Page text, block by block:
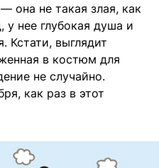
она не такая злая, как
у нее глубокая душа и
Кстати, выглядит
в костюм для
не случайно.
как раз в этот